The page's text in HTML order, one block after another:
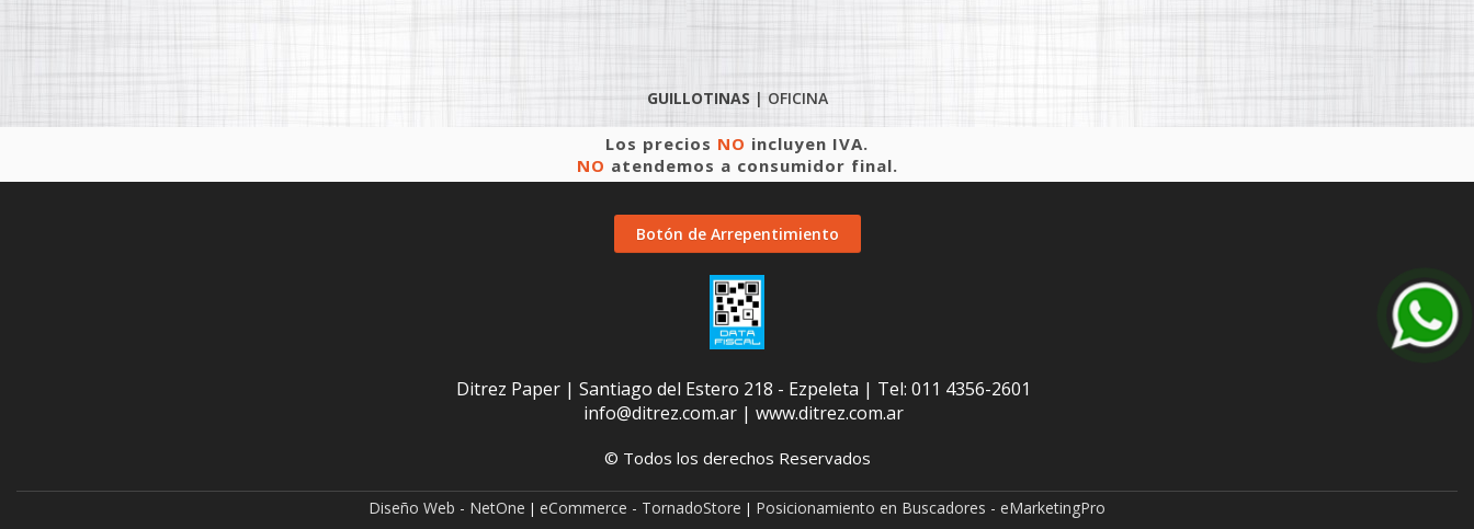
GUILLOTINAS | OFICINA
Los precios NO incluyen IVA.
NO atendemos a consumidor final.
Botón de Arrepentimiento
Ditrez Paper | Santiago del Estero 218 - Ezpeleta | Tel: 011 4356-2601
info@ditrez.com.ar | www.ditrez.com.ar
© Todos los derechos Reservados
Diseño Web - NetOne | eCommerce - TornadoStore | Posicionamiento en Buscadores - eMarketingPro